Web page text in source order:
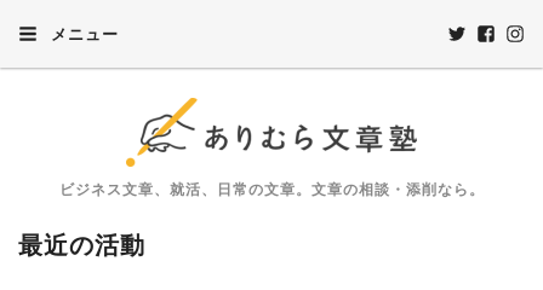
メニュー
ビジネス文章、就活、日常の文章。文章の相談・添削なら。
最近の活動